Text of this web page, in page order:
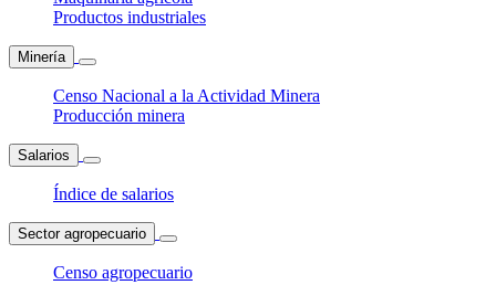
Productos industriales
Minería
Censo Nacional a la Actividad Minera
Producción minera
Salarios
Índice de salarios
Sector agropecuario
Censo agropecuario